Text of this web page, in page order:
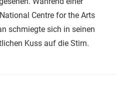
Centre for the Arts
schmiegte sich in seinen
Kuss auf die Stirn.